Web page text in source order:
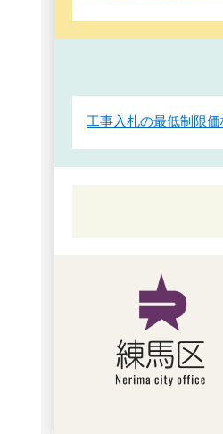
工事入札の最低制限価